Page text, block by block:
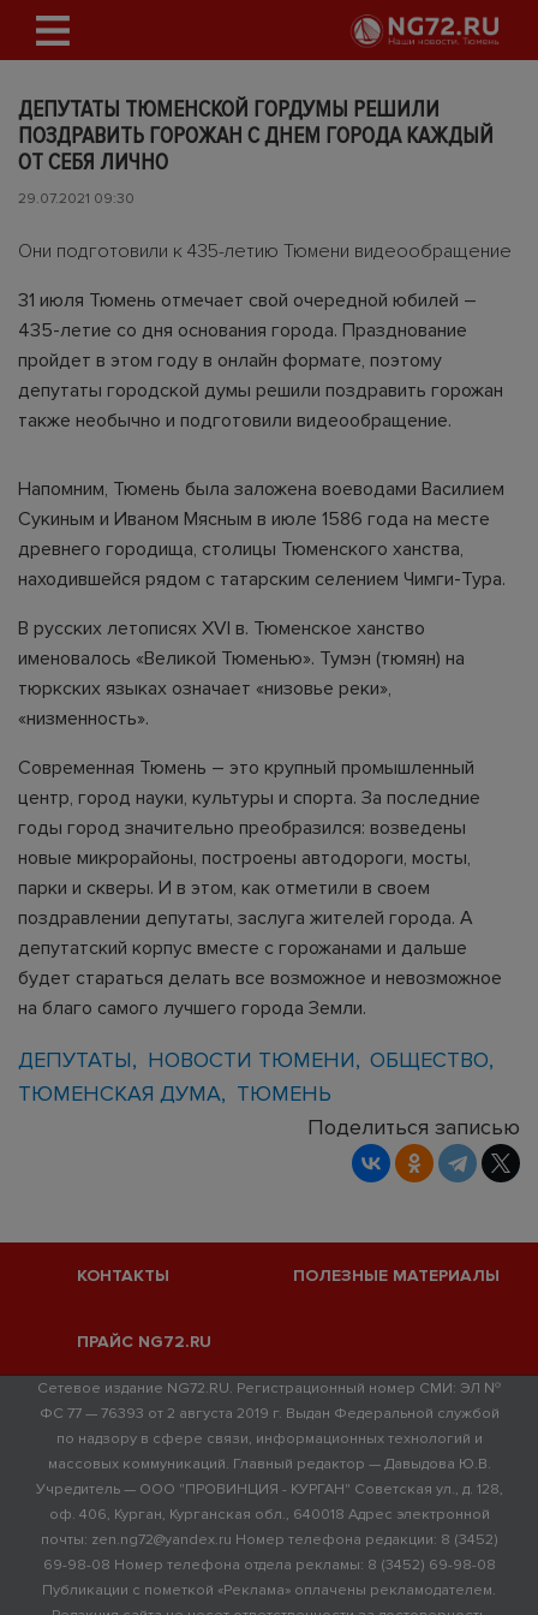
ДЕПУТАТЫ ТЮМЕНСКОЙ ГОРДУМЫ РЕШИЛИ
ПОЗДРАВИТЬ ГОРОЖАН С ДНЕМ ГОРОДА КАЖДЫЙ
ОТ СЕБЯ ЛИЧНО
29.07.2021 09:30
Они подготовили к 435-летию Тюмени видеообращение
31 июля Тюмень отмечает свой очередной юбилей –
435-летие со дня основания города. Празднование
пройдет в этом году в онлайн формате, поэтому
депутаты городской думы решили поздравить горожан
также необычно и подготовили видеообращение.
Напомним, Тюмень была заложена воеводами Василием
Сукиным и Иваном Мясным в июле 1586 года на месте
древнего городища, столицы Тюменского ханства,
находившейся рядом с татарским селением Чимги-Тура.
В русских летописях XVI в. Тюменское ханство
именовалось «Великой Тюменью». Тумэн (тюмян) на
тюркских языках означает «низовье реки»,
«низменность».
Современная Тюмень – это крупный промышленный
центр, город науки, культуры и спорта. За последние
годы город значительно преобразился: возведены
новые микрорайоны, построены автодороги, мосты,
парки и скверы. И в этом, как отметили в своем
поздравлении депутаты, заслуга жителей города. А
депутатский корпус вместе с горожанами и дальше
будет стараться делать все возможное и невозможное
на благо самого лучшего города Земли.
ДЕПУТАТЫ НОВОСТИ ТЮМЕНИ
ОБЩЕСТВО
ТЮМЕНСКАЯ ДУМА
ТЮМЕНЬ
Поделиться записью
КОНТАКТЫ ПОЛЕЗНЫЕ МАТЕРИАЛЫ
ПРАЙС NG72.RU
Сетевое издание NG72.RU. Регистрационный номер СМИ: ЭЛ №
ФС 77 — 76393 от 2 августа 2019 г. Выдан Федеральной службой
по надзору в сфере связи, информационных технологий и
массовых коммуникаций. Главный редактор — Давыдова Ю.В.
Учредитель — ООО "ПРОВИНЦИЯ - КУРГАН" Советская ул., д. 128,
оф. 406, Курган, Курганская обл., 640018 Адрес электронной
почты: zen.ng72@yandex.ru Номер телефона редакции: 8 (3452)
69-98-08 Номер телефона отдела рекламы: 8 (3452) 69-98-08
Публикации с пометкой «Реклама» оплачены рекламодателем.